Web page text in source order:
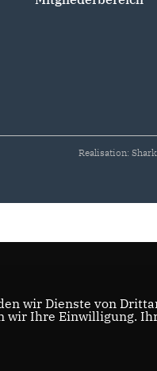
Realisation:
wir Dienste von
wir Ihre Einwilligung.